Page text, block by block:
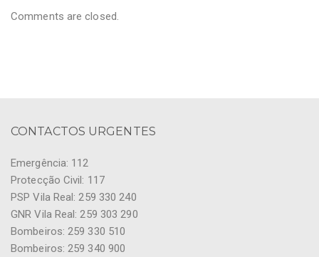
Comments are closed.
CONTACTOS URGENTES
Emergência: 112
Protecção Civil: 117
PSP Vila Real: 259 330 240
GNR Vila Real: 259 303 290
Bombeiros: 259 330 510
Bombeiros: 259 340 900